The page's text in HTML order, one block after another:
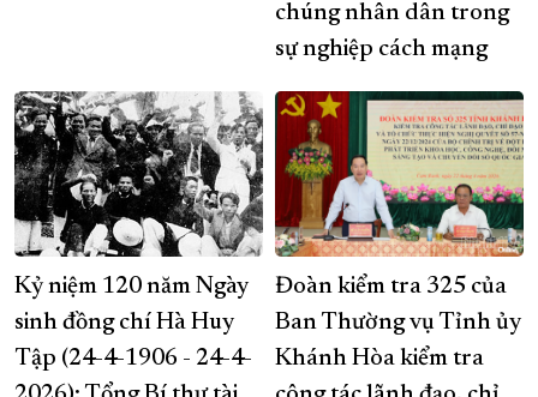
chúng nhân dân trong
sự nghiệp cách mạng
Kỷ niệm 120 năm Ngày
sinh đồng chí Hà Huy
Tập (24-4-1906 - 24-4-
Đoàn kiểm tra 325 của
Ban Thường vụ Tỉnh ủy
Khánh Hòa kiểm tra